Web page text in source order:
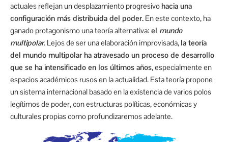
actuales reflejan un desplazamiento progresivo hacia una
configuración más distribuida del poder. En este contexto, ha
ganado protagonismo una teoría alternativa: el mundo
multipolar. Lejos de ser una elaboración improvisada, la teoría
del mundo multipolar ha atravesado un proceso de desarrollo
que se ha intensificado en los últimos años, especialmente en
espacios académicos rusos en la actualidad. Esta teoría propone
un sistema internacional basado en la existencia de varios polos
legítimos de poder, con estructuras políticas, económicas y
culturales propias como profundizaremos adelante.